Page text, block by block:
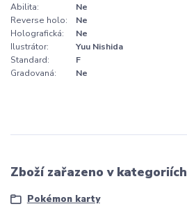
Abilita:
Ne
Reverse holo:
Ne
Holografická:
Ne
Ilustrátor:
Yuu Nishida
Standard:
F
Gradovaná:
Ne
Zboží zařazeno v kategoriích
Pokémon karty